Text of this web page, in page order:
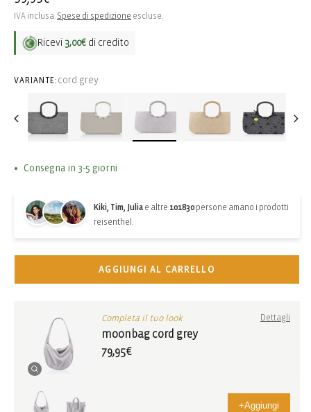
di
listino
IVA inclusa. Spese di spedizione escluse.
Ricevi 3,00€ di credito
VARIANTE: cord grey
Consegna in 3-5 giorni
Kiki, Tim, Julia e altre 101830 persone amano i prodotti
reisenthel.
AGGIUNGI AL CARRELLO
Completa il tuo look Dettagli
moonbag cord grey
79,95€
+Aggiungi